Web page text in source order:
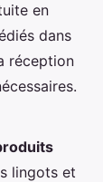
en
dans
réception
lingots et